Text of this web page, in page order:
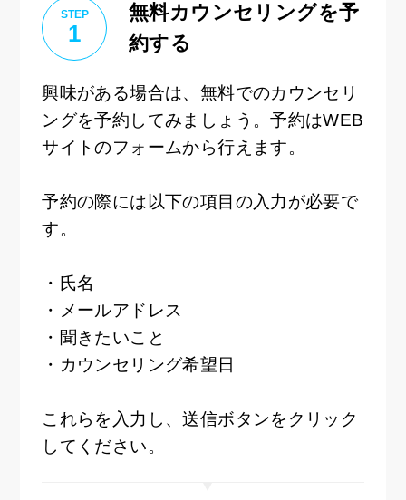
STEP
1
無料カウンセリングを予
約する
興味がある場合は、無料でのカウンセリ
ングを予約してみましょう。予約はWEB
サイトのフォームから行えます。
予約の際には以下の項目の入力が必要で
す。
・氏名
・メールアドレス
・聞きたいこと
・カウンセリング希望日
これらを入力し、送信ボタンをクリック
してください。